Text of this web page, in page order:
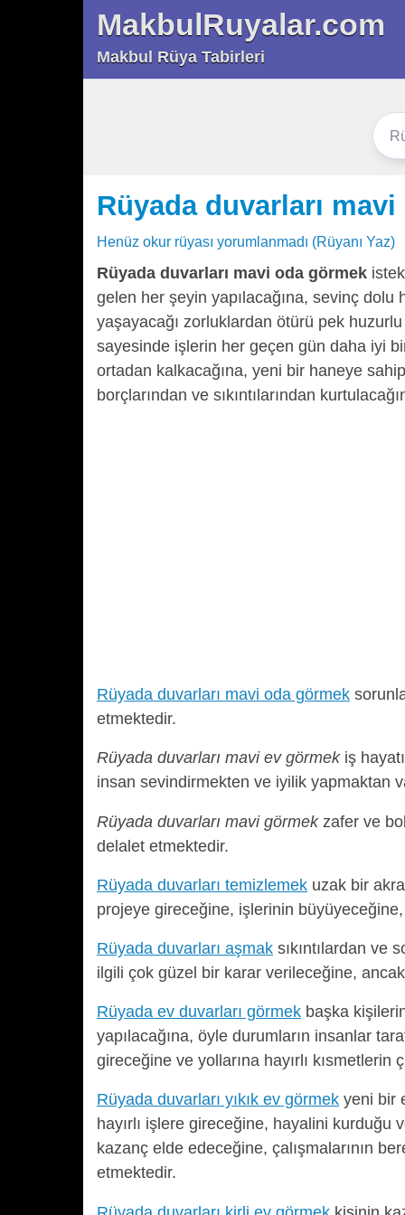
MakbulRuyalar.com
Makbul Rüya Tabirleri
Rüyada duvarları
Henüz okur rüyası yorumlanmadı (Rüyanı Yaz)
Rüyada duvarları mavi oda görmek
gelen her şeyin yapılacağına, sevinç dolu
yaşayacağı zorluklardan ötürü pek
sayesinde işlerin her geçen gün daha iyi
ortadan kalkacağına, yeni bir haneye
borçlarından ve sıkıntılarından
Rüyada duvarları mavi oda görmek
etmektedir.
Rüyada duvarları mavi ev görmekiş
insan sevindirmekten ve iyilik yapmaktan
Rüyada duvarları mavi görmekzafer ve bol
delalet etmektedir.
Rüyada duvarları temizlemek uzak bir
projeye gireceğine, işlerinin büyüyeceğine,
Rüyada duvarları aşmak sıkıntılardan ve
ilgili çok güzel bir karar verileceğine,
Rüyada ev duvarları görmek başka
yapılacağına, öyle durumların insanlar
gireceğine ve yollarına hayırlı kısmetlerin
Rüyada duvarları yıkık ev görmek yeni bir
hayırlı işlere gireceğine, hayalini
kazanç elde edeceğine, çalışmalarının
etmektedir.